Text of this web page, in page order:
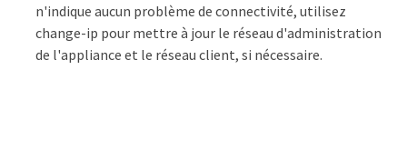
n'indique aucun problème de connectivité, utilisez
change-ip pour mettre à jour le réseau d'administration
de l'appliance et le réseau client, si nécessaire.